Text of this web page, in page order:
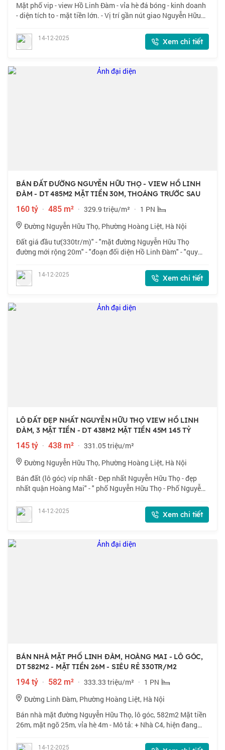
Mặt phố vip - view Hồ Linh Đàm - vỉa hè đá bóng - kinh doanh
- diện tích to - mặt tiền lớn. - Vị trí gần nút giao Nguyễn Hữu
đầu tư đẳng cấp. -
14-12-2025 Xem chi tiết
BÁN ĐẤT ĐƯỜNG NGUYỄN HỮU THỌ - VIEW HỒ LINH
ĐÀM - DT 485M2 MẶT TIỀN 30M, THOÁNG TRƯỚC SAU
160 tỷ · 485 m² · 329.9 triệu/m² · 1 PN
Đường Nguyễn Hữu Thọ, Phường Hoàng Liệt, Hà Nội
Đất giá đầu tư(330tr/m)" - "mặt đường Nguyễn Hữu Thọ
đường mới rộng 20m" - "đoạn đối diện Hồ Linh Đàm" - "quy
Hiện trạng có: Nhà 1 tầng +
14-12-2025 Xem chi tiết
LÔ ĐẤT ĐẸP NHẤT NGUYỄN HỮU THỌ VIEW HỒ LINH
ĐÀM, 3 MẶT TIỀN - DT 438M2 MẶT TIỀN 45M 145 TỶ
145 tỷ · 438 m² · 331.05 triệu/m²
Đường Nguyễn Hữu Thọ, Phường Hoàng Liệt, Hà Nội
Bán đất (lô góc) víp nhất - Đẹp nhất Nguyễn Hữu Thọ - đẹp
nhất quận Hoàng Mai" - " phố Nguyễn Hữu Thọ - Phố Nguyễn
- Lô góc mặt tiền: 45m
14-12-2025 Xem chi tiết
BÁN NHÀ MẶT PHỐ LINH ĐÀM, HOÀNG MAI - LÔ GÓC,
DT 582M2 - MẶT TIỀN 26M - SIÊU RẺ 330TR/M2
194 tỷ · 582 m² · 333.33 triệu/m² · 1 PN
Đường Linh Đàm, Phường Hoàng Liệt, Hà Nội
Bán nhà mặt đường Nguyễn Hữu Thọ, lô góc, 582m2 Mặt tiền
26m, mặt ngõ 25m, vỉa hè 4m - Mô tả: + Nhà C4, hiện đang
trí quy hoạch ổn định, thích
14-12-2025